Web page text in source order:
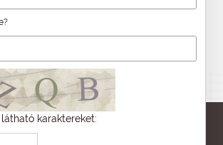
látható karaktereket: